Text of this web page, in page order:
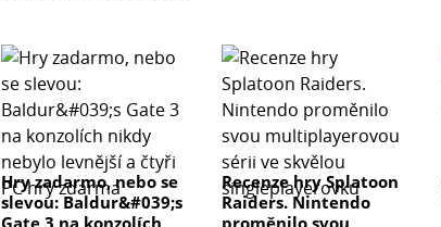
Hry zadarmo, nebo se
slevou: Baldur&#039;s
Gate 3 na konzolích
Recenze hry Splatoon
Raiders. Nintendo
proměnilo svou